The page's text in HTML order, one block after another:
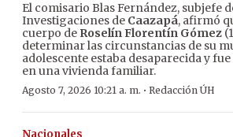
El comisario Blas Fernández, subjefe
Investigaciones de Caazapá, afirmó
cuerpo de Roselín Florentín Gómez
determinar las circunstancias de su
adolescente estaba desaparecida y
en una vivienda familiar.
Agosto 7, 2026 10:21 a. m. · Redacción ÚH